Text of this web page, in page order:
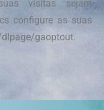
visitas sejam
configure as suas
gaoptout.